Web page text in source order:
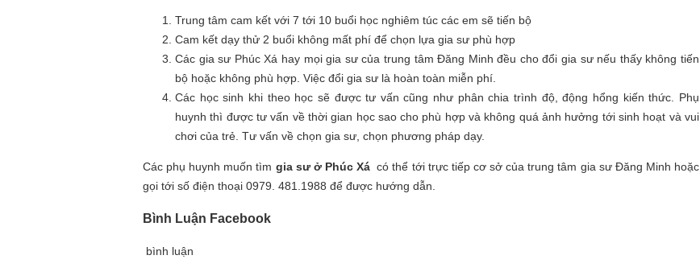
Trung tâm cam kết với 7 tới 10 buổi học nghiêm túc các em sẽ tiến bộ
Cam kết dạy thử 2 buổi không mất phí để chọn lựa gia sư phù hợp
Các gia sư Phúc Xá hay mọi gia sư của trung tâm Đăng Minh đều cho đổi gia sư nếu thấy không tiến
bộ hoặc không phù hợp. Việc đổi gia sư là hoàn toàn miễn phí.
Các học sinh khi theo học sẽ được tư vấn cũng như phân chia trình độ, động hổng kiến thức. Phụ
huynh thì được tư vấn về thời gian học sao cho phù hợp và không quá ảnh hưởng tới sinh hoạt và vui
chơi của trẻ. Tư vấn về chọn gia sư, chọn phương pháp dạy.
Các phụ huynh muốn tìm gia sư ở Phúc Xá có thể tới trực tiếp cơ sở của trung tâm gia sư Đăng Minh hoặc
gọi tới số điện thoại 0979. 481.1988 để được hướng dẫn.
Bình Luận Facebook
bình luận